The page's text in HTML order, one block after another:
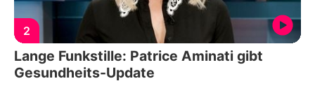
2
Lange Funkstille: Patrice Aminati gibt
Gesundheits-Update